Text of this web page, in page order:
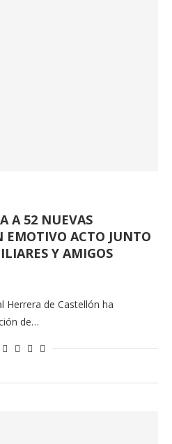
A 52 NUEVAS
EMOTIVO ACTO JUNTO
Y AMIGOS
Herrera de Castellón ha
de…